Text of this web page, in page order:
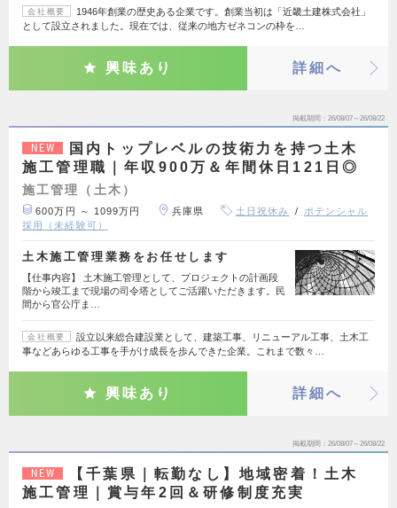
会社概要
1946年創業の歴史ある企業です。創業当初は「近畿土建株式会社」
として設立されました。現在では、従来の地方ゼネコンの枠を…
興味あり 詳細へ
掲載期間 26/08/07～26/08/22
NEW
国内トップレベルの技術力を持つ土木
施工管理職｜年収900万＆年間休日121日◎
施工管理（土木）
600万円 ～ 1099万円 兵庫県 土日祝休み
ポテンシャル
採用（未経験可）
土木施工管理業務をお任せします
【仕事内容】 土木施工管理として、プロジェクトの計画段
階から竣工まで現場の司令塔としてご活躍いただきます。民
間から官公庁ま…
会社概要
設立以来総合建設業として、建築工事、リニューアル工事、土木工
事などあらゆる工事を手がけ成長を歩んできた企業。これまで数々…
興味あり 詳細へ
掲載期間 26/08/07～26/08/22
NEW
【千葉県｜転勤なし】地域密着！土木
施工管理｜賞与年2回＆研修制度充実